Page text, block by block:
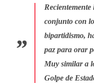
conjunto con
bipartidismo,
paz para orar
Muy similar a
Golpe de